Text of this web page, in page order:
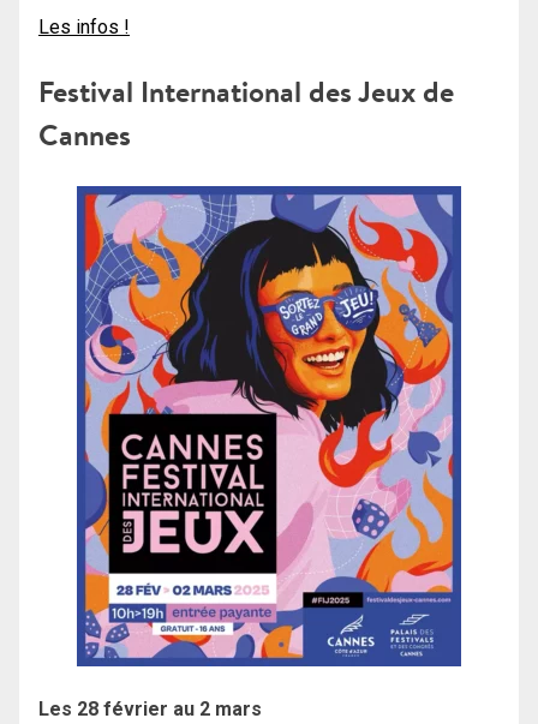
Les infos !
Festival International des Jeux de
Cannes
Les 28 février au 2 mars